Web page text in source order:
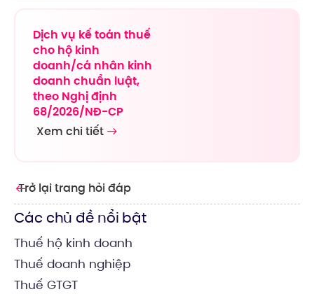
Trở lại trang hỏi đáp
Các chủ đề nổi bật
Thuế hộ kinh doanh
Thuế doanh nghiệp
Thuế GTGT
Dịch vụ kế toán thuế
cho hộ kinh
doanh/cá nhân kinh
doanh chuẩn luật,
theo Nghị định
68/2026/NĐ-CP
Xem chi tiết